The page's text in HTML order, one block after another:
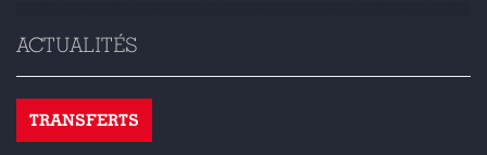
ACTUALITÉS
TRANSFERTS